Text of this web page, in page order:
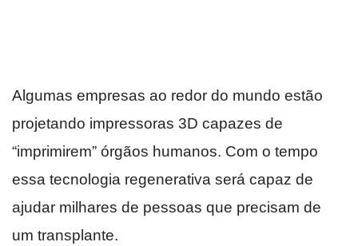
Algumas empresas ao redor do mundo estão
projetando impressoras 3D capazes de
“imprimirem” órgãos humanos. Com o tempo
essa tecnologia regenerativa será capaz de
ajudar milhares de pessoas que precisam de
um transplante.